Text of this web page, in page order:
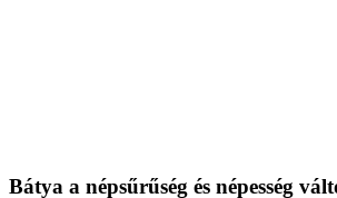
Bátya a népsűrűség és népesség